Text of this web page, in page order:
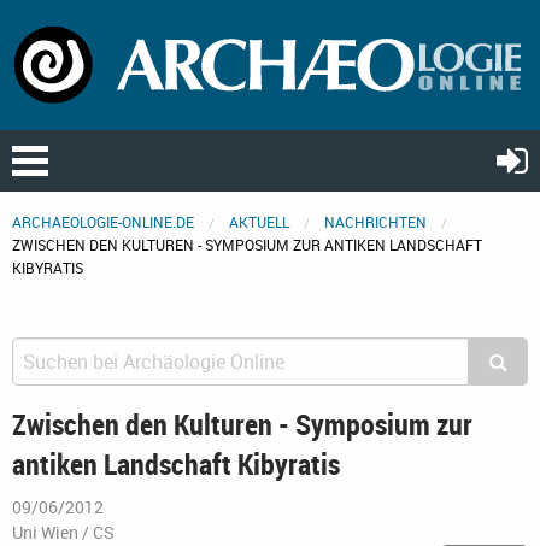
ARCHAEOLOGIE-ONLINE.DE AKTUELL
NACHRICHTEN
ZWISCHEN DEN KULTUREN - SYMPOSIUM ZUR ANTIKEN LANDSCHAFT
KIBYRATIS
Zwischen den Kulturen - Symposium zur
antiken Landschaft Kibyratis
09/06/2012
Uni Wien / CS